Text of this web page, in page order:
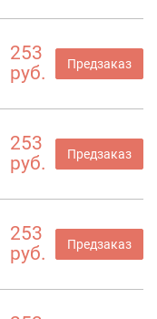
253
руб.
Предзаказ
253
руб.
Предзаказ
253
руб.
Предзаказ